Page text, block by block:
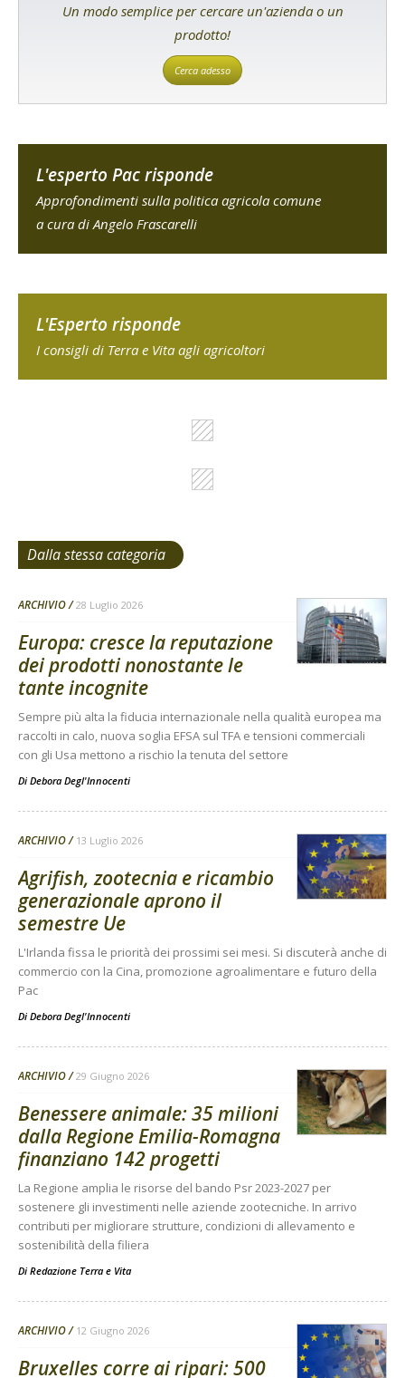
Un modo semplice per cercare un'azienda o un
prodotto!
Cerca adesso
L'esperto Pac risponde
Approfondimenti sulla politica agricola comune
a cura di Angelo Frascarelli
L'Esperto risponde
I consigli di Terra e Vita agli agricoltori
Dalla stessa categoria
ARCHIVIO 28 Luglio 2026
Europa: cresce la reputazione
dei prodotti nonostante le
tante incognite
Sempre più alta la fiducia internazionale nella qualità europea ma
raccolti in calo, nuova soglia EFSA sul TFA e tensioni commerciali
con gli Usa mettono a rischio la tenuta del settore
Di Debora Degl'Innocenti
ARCHIVIO 13 Luglio 2026
Agrifish, zootecnia e ricambio
generazionale aprono il
semestre Ue
L'Irlanda fissa le priorità dei prossimi sei mesi. Si discuterà anche di
commercio con la Cina, promozione agroalimentare e futuro della
Pac
Di Debora Degl'Innocenti
ARCHIVIO 29 Giugno 2026
Benessere animale: 35 milioni
dalla Regione Emilia-Romagna
finanziano 142 progetti
La Regione amplia le risorse del bando Psr 2023-2027 per
sostenere gli investimenti nelle aziende zootecniche. In arrivo
contributi per migliorare strutture, condizioni di allevamento e
sostenibilità della filiera
Di Redazione Terra e Vita
ARCHIVIO 12 Giugno 2026
Bruxelles corre ai ripari: 500